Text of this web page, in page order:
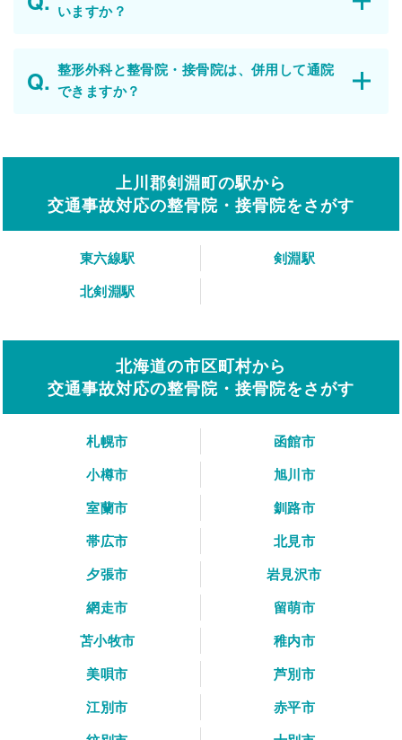
いますか？
整形外科と整骨院・接骨院は、併用して通院
できますか？
上川郡剣淵町の駅から
交通事故対応の整骨院・接骨院をさがす
東六線駅
剣淵駅
北剣淵駅
北海道の市区町村から
交通事故対応の整骨院・接骨院をさがす
札幌市
函館市
小樽市
旭川市
室蘭市
釧路市
帯広市
北見市
夕張市
岩見沢市
網走市
留萌市
苫小牧市
稚内市
美唄市
芦別市
江別市
赤平市